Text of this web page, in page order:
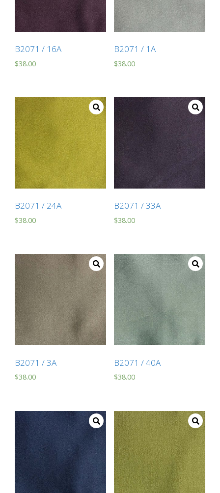
B2071 / 16A
$38.00
B2071 / 1A
$38.00
B2071 / 24A
$38.00
B2071 / 33A
$38.00
B2071 / 3A
$38.00
B2071 / 40A
$38.00